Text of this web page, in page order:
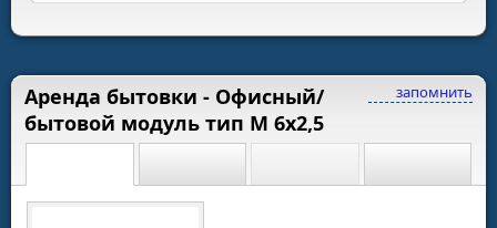
запомнить
Аренда бытовки - Офисный/
бытовой модуль тип М 6х2,5